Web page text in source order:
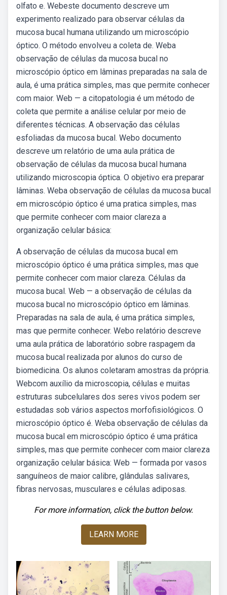
olfato e. Webeste documento descreve um
experimento realizado para observar células da
mucosa bucal humana utilizando um microscópio
óptico. O método envolveu a coleta de. Weba
observação de células da mucosa bucal no
microscópio óptico em lâminas preparadas na sala de
aula, é uma prática simples, mas que permite conhecer
com maior. Web — a citopatologia é um método de
coleta que permite a análise celular por meio de
diferentes técnicas. A observação das células
esfoliadas da mucosa bucal. Webo documento
descreve um relatório de uma aula prática de
observação de células da mucosa bucal humana
utilizando microscopia óptica. O objetivo era preparar
lâminas. Weba observação de células da mucosa bucal
em microscópio óptico é uma pratica simples, mas
que permite conhecer com maior clareza a
organização celular básica:
A observação de células da mucosa bucal em
microscópio óptico é uma prática simples, mas que
permite conhecer com maior clareza. Células da
mucosa bucal. Web — a observação de células da
mucosa bucal no microscópio óptico em lâminas.
Preparadas na sala de aula, é uma prática simples,
mas que permite conhecer. Webo relatório descreve
uma aula prática de laboratório sobre raspagem da
mucosa bucal realizada por alunos do curso de
biomedicina. Os alunos coletaram amostras da própria.
Webcom auxílio da microscopia, células e muitas
estruturas subcelulares dos seres vivos podem ser
estudadas sob vários aspectos morfofisiológicos. O
microscópio óptico é. Weba observação de células da
mucosa bucal em microscópio óptico é uma prática
simples, mas que permite conhecer com maior clareza
organização celular básica: Web — formada por vasos
sanguíneos de maior calibre, glândulas salivares,
fibras nervosas, musculares e células adiposas.
For more information, click the button below.
LEARN MORE